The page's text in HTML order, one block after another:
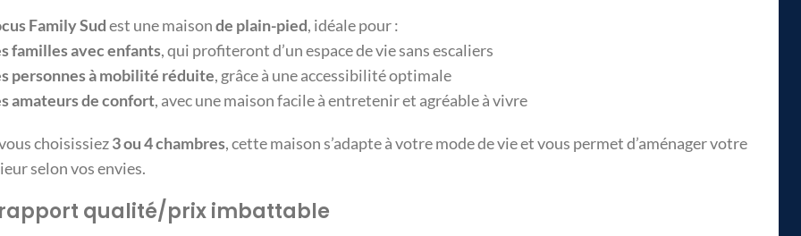
Family Sudest une maisonde plain-pied, idéale pour :
familles avec enfants, qui profiteront d’un espace de vie sans escaliers
personnes à mobilité réduite, grâce à une accessibilité optimale
amateurs de confort, avec une maison facile à entretenir et agréable à vivre
choisissiez3 ou 4 chambres, cette maison s’adapte à votre mode de vie et vous permet d’aménager votre
selon vos envies.
qualité/prix imbattable